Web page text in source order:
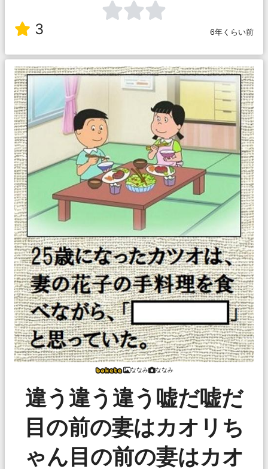
3 6年くらい前
ななみ ななみ
違う違う違う嘘だ嘘だ
目の前の妻はカオリち
ゃん目の前の妻はカオ